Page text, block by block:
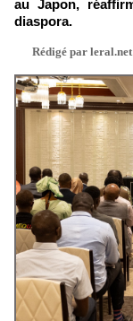
au Japon,
diaspora.
Rédigé par